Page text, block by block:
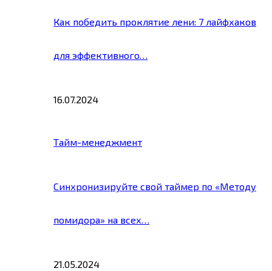
Как победить проклятие лени: 7 лайфхаков
для эффективного…
16.07.2024
Тайм-менеджмент
Синхронизируйте свой таймер по «Методу
помидора» на всех…
21.05.2024